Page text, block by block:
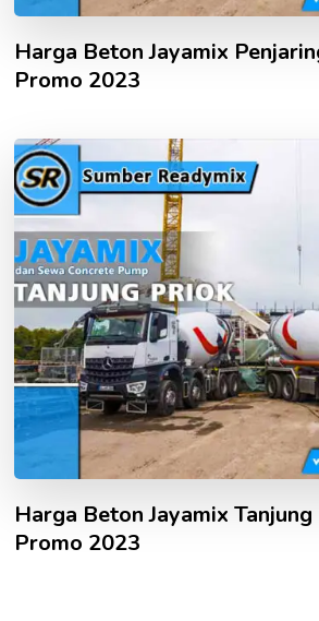
Harga Beton Jayamix
Promo 2023
Harga Beton Jayamix
Promo 2023